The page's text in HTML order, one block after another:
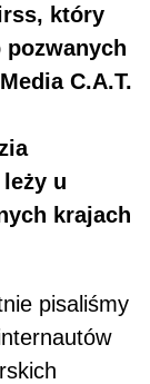
który
pozwanych
C.A.T.
u
krajach
pisaliśmy